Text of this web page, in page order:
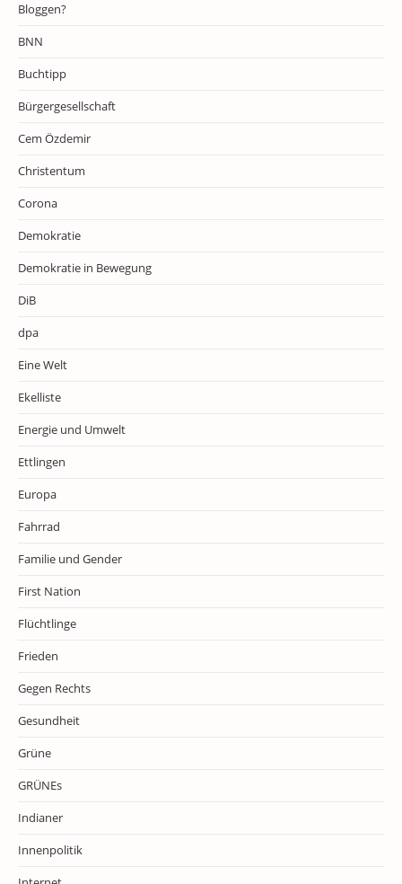
Bloggen?
BNN
Buchtipp
Bürgergesellschaft
Cem Özdemir
Christentum
Corona
Demokratie
Demokratie in Bewegung
DiB
dpa
Eine Welt
Ekelliste
Energie und Umwelt
Ettlingen
Europa
Fahrrad
Familie und Gender
First Nation
Flüchtlinge
Frieden
Gegen Rechts
Gesundheit
Grüne
GRÜNEs
Indianer
Innenpolitik